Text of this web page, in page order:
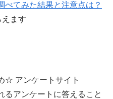
べてみた結果と注意点は？
えます
☆ アンケートサイト
るアンケートに答えること